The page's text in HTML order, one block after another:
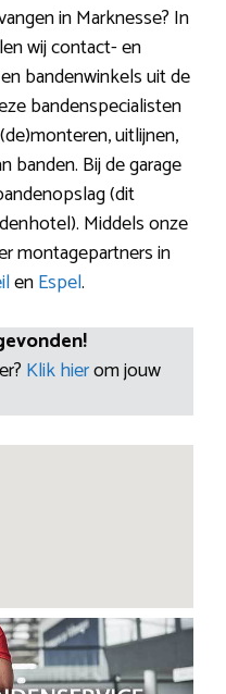
in Marknesse? In
wij contact- en
bandenwinkels uit de
bandenspecialisten
uitlijnen,
banden. Bij de garage
(dit
Middels onze
montagepartners in
enEspel.
Klik hierom jouw